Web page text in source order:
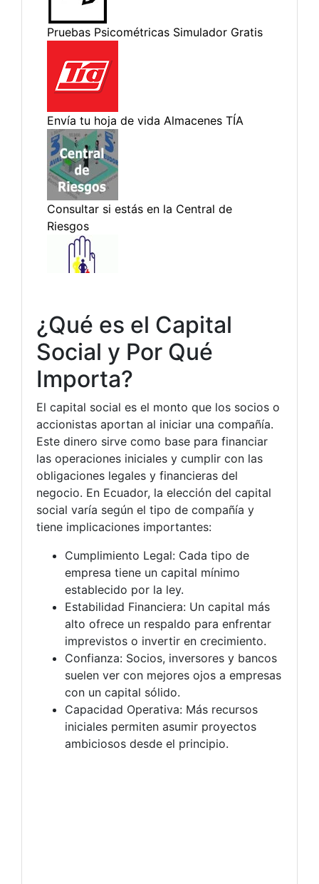
¿Qué es el Capital
Social y Por Qué
Importa?
El capital social es el monto que los socios o
accionistas aportan al iniciar una compañía.
Este dinero sirve como base para financiar
las operaciones iniciales y cumplir con las
obligaciones legales y financieras del
negocio. En Ecuador, la elección del capital
social varía según el tipo de compañía y
tiene implicaciones importantes:
Cumplimiento Legal: Cada tipo de
empresa tiene un capital mínimo
establecido por la ley.
Estabilidad Financiera: Un capital más
alto ofrece un respaldo para enfrentar
imprevistos o invertir en crecimiento.
Confianza: Socios, inversores y bancos
suelen ver con mejores ojos a empresas
con un capital sólido.
Capacidad Operativa: Más recursos
iniciales permiten asumir proyectos
ambiciosos desde el principio.